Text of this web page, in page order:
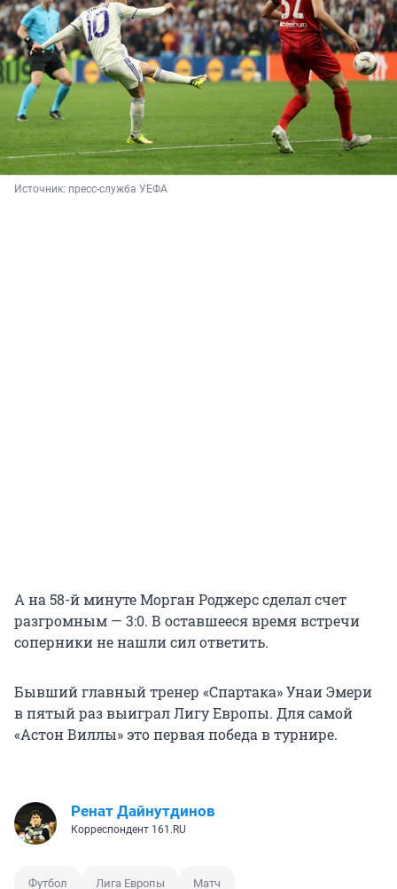
Источник: пресс-служба УЕФА
А на 58-й минуте Морган Роджерс сделал счет
разгромным — 3:0. В оставшееся время встречи
соперники не нашли сил ответить.
Бывший главный тренер «Спартака» Унаи Эмери
в пятый раз выиграл Лигу Европы. Для самой
«Астон Виллы» это первая победа в турнире.
Ренат Дайнутдинов
Корреспондент 161.RU
Футбол Лига Европы Матч